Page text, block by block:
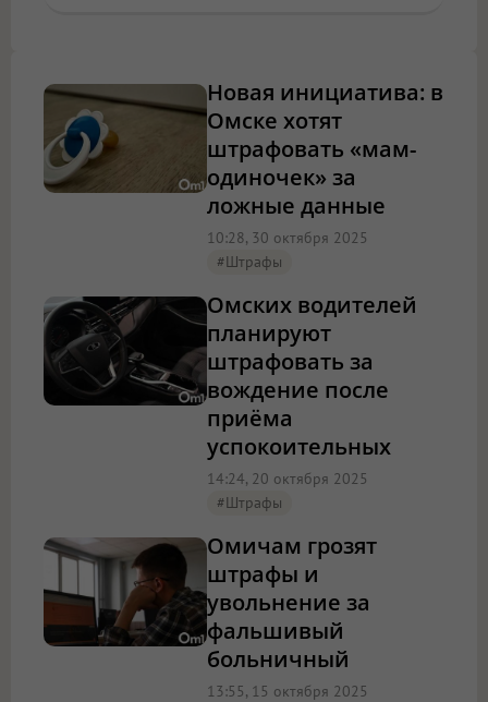
Новая инициатива: в
Омске хотят
штрафовать «мам-
одиночек» за
ложные данные
10:28, 30 октября 2025
#штрафы
Омских водителей
планируют
штрафовать за
вождение после
приёма
успокоительных
14:24, 20 октября 2025
#штрафы
Омичам грозят
штрафы и
увольнение за
фальшивый
больничный
13:55, 15 октября 2025